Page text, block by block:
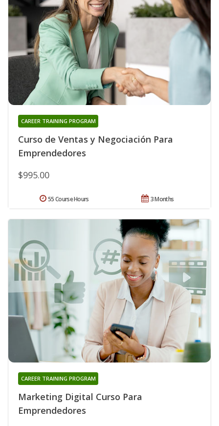
Curso de Ventas y Negociación Para
Emprendedores
CAREER TRAINING PROGRAM
$995.00
3 Months
55 Course Hours
Marketing Digital Curso Para
Emprendedores
CAREER TRAINING PROGRAM